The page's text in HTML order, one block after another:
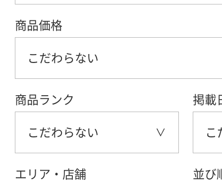
商品価格
こだわらない
商品ランク
こだわらない
掲載
こ
エリア・店舗 並び